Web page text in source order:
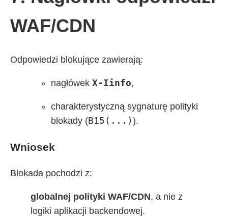
WAF/CDN
Odpowiedzi blokujące zawierają:
nagłówek X-Iinfo,
charakterystyczną sygnaturę polityki
blokady (B15(...) ).
Wniosek
Blokada pochodzi z:
globalnej polityki WAF/CDN, a nie z
logiki aplikacji backendowej.